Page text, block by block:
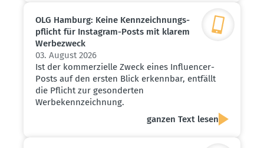
OLG Hamburg: Keine Kennzeich­nungs­
pflicht für Instagram-Posts mit klarem
Werbe­zweck
03. August 2026
Ist der kommerzielle Zweck eines Influencer-
Posts auf den ersten Blick erkennbar, entfällt
die Pflicht zur gesonderten
Werbekennzeichnung.
ganzen Text lesen